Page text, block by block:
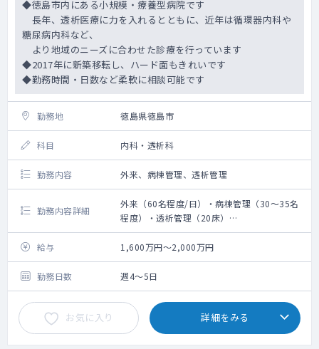
◆徳島市内にある小規模・療養型病院です
長年、透析医療に力を入れるとともに、近年は循環器内科や
糖尿病内科など、
より地域のニーズに合わせた診療を行っています
◆2017年に新築移転し、ハード面もきれいです
◆勤務時間・日数など柔軟に相談可能です
勤務地 徳島県徳島市
科目 内科・透析科
勤務内容 外来、病棟管理、透析管理
勤務内容詳細
外来（60名程度/日）・病棟管理（30～35名
程度）・透析管理（20床）
救急搬入数：ありません
手術数：ありません
給与 1,600万円～2,000万円
勤務日数 週4～5日
お気に入り 詳細をみる